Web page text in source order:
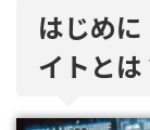
はじめ
イトとは